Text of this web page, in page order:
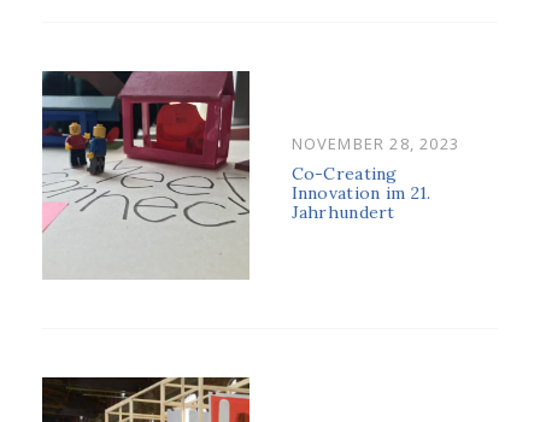
POSTED
ON
NOVEMBER 28, 2023
Co-Creating
Innovation im 21.
Jahrhundert